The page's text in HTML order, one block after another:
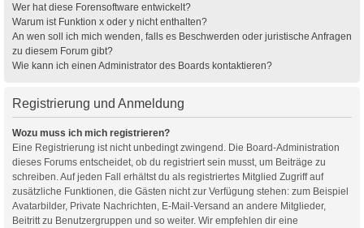
Wer hat diese Forensoftware entwickelt?
Warum ist Funktion x oder y nicht enthalten?
An wen soll ich mich wenden, falls es Beschwerden oder juristische Anfragen
zu diesem Forum gibt?
Wie kann ich einen Administrator des Boards kontaktieren?
Registrierung und Anmeldung
Wozu muss ich mich registrieren?
Eine Registrierung ist nicht unbedingt zwingend. Die Board-Administration
dieses Forums entscheidet, ob du registriert sein musst, um Beiträge zu
schreiben. Auf jeden Fall erhältst du als registriertes Mitglied Zugriff auf
zusätzliche Funktionen, die Gästen nicht zur Verfügung stehen: zum Beispiel
Avatarbilder, Private Nachrichten, E-Mail-Versand an andere Mitglieder,
Beitritt zu Benutzergruppen und so weiter. Wir empfehlen dir eine